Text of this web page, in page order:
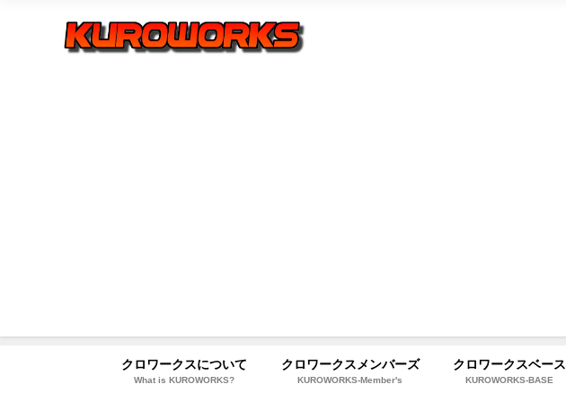
クロワークスについて
What is KUROWORKS?
クロワークスメンバーズ
KUROWORKS-Member's
クロワークスベース
KUROWORKS-BASE